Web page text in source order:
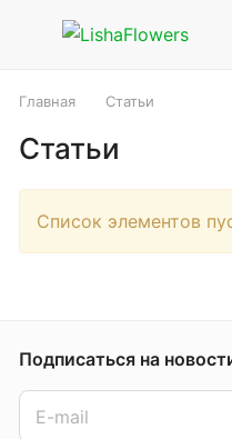
Главная Статьи
Статьи
Список элементов
Подписаться на